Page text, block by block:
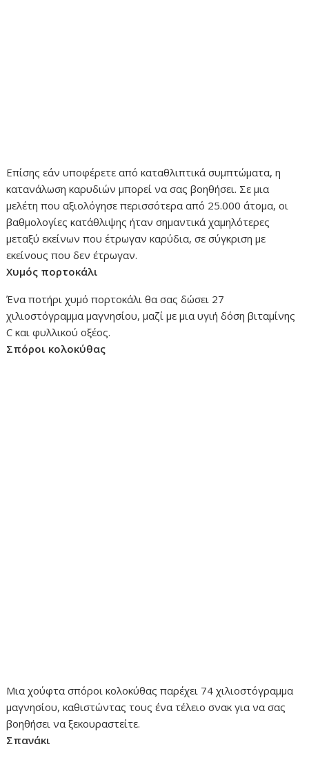
Επίσης εάν υποφέρετε από καταθλιπτικά συμπτώματα, η
κατανάλωση καρυδιών μπορεί να σας βοηθήσει. Σε μια
μελέτη που αξιολόγησε περισσότερα από 25.000 άτομα, οι
βαθμολογίες κατάθλιψης ήταν σημαντικά χαμηλότερες
μεταξύ εκείνων που έτρωγαν καρύδια, σε σύγκριση με
εκείνους που δεν έτρωγαν.
Χυμός πορτοκάλι
Ένα ποτήρι χυμό πορτοκάλι θα σας δώσει 27
χιλιοστόγραμμα μαγνησίου, μαζί με μια υγιή δόση βιταμίνης
C και φυλλικού οξέος.
Σπόροι κολοκύθας
Μια χούφτα σπόροι κολοκύθας παρέχει 74 χιλιοστόγραμμα
μαγνησίου, καθιστώντας τους ένα τέλειο σνακ για να σας
βοηθήσει να ξεκουραστείτε.
Σπανάκι